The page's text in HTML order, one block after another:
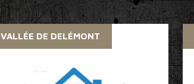
VALLÉE DE DELÉMONT